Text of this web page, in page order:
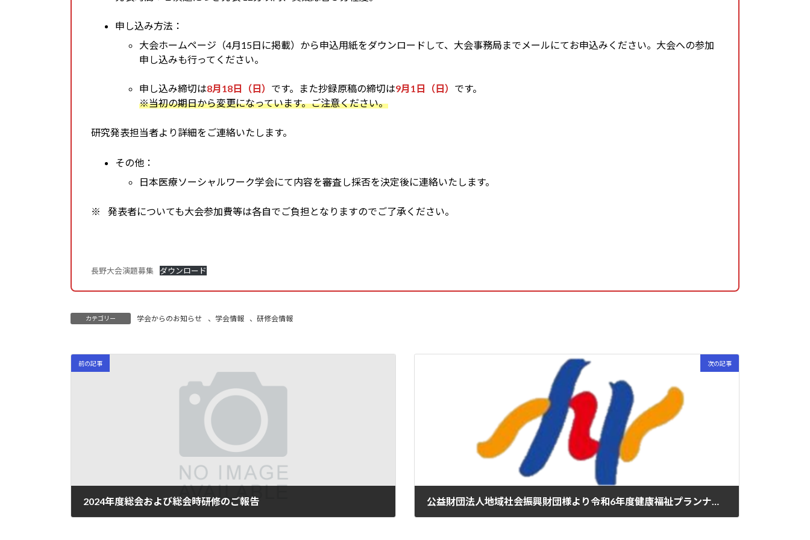
申し込み方法：
大会ホームページ（4月15日に掲載）から申込用紙をダウンロードして、大会事務局までメールにてお申込みください。大会への参加
申し込みも行ってください。
申し込み締切は8月18日（日） です。また抄録原稿の締切は9月1日（日） です。
※当初の期日から変更になっています。ご注意ください。
研究発表担当者より詳細をご連絡いたします。
その他：
日本医療ソーシャルワーク学会にて内容を審査し採否を決定後に連絡いたします。
※ 発表者についても大会参加費等は各自でご負担となりますのでご了承ください。
長野大会演題募集 ダウンロード
カテゴリー 学会からのお知らせ 、 学会情報 、研修会情報
前の記事
2024年度総会および総会時研修のご報告
次の記事